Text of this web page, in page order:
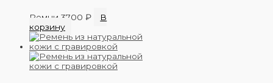
Ремни 3700 ₽
В
корзину